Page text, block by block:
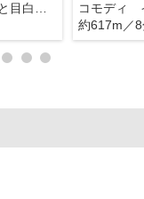
まいばすけっと目白台3丁目店
約617m／